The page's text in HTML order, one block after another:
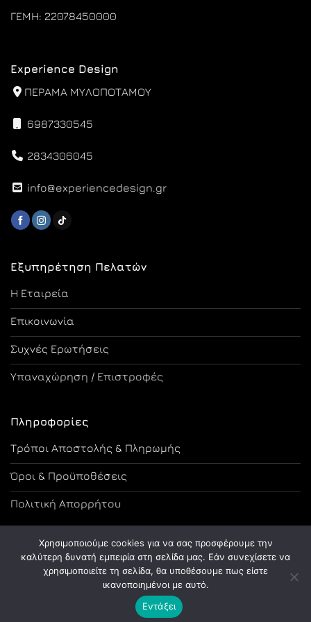
ΓΕΜΗ: 22078450000
Εξυπηρέτηση Πελατών
Η Εταιρεία
Επικοινωνία
Συχνές Ερωτήσεις
Υπαναχώρηση / Επιστροφές
Πληροφορίες
Τρόποι Αποστολής & Πληρωμής
Όροι & Προϋποθέσεις
Πολιτική Απορρήτου
Experience Design
ΠΕΡΑΜΑ ΜΥΛΟΠΟΤΑΜΟΥ
6987330545
2834306045
info@experiencedesign.gr
Copyright 2026 © Designed and Developed by Tsama Graphics
Χρησιμοποιούμε cookies για να σας προσφέρουμε την
καλύτερη δυνατή εμπειρία στη σελίδα μας. Εάν συνεχίσετε να
χρησιμοποιείτε τη σελίδα, θα υποθέσουμε πως είστε
ικανοποιημένοι με αυτό.
Εντάξει